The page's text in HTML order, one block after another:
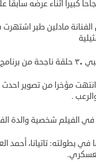
كبيرا اثناء عرضه
ان الفنانة مادلين طبر
الأربعة.
مؤخرا من تصوير
.
الفيلم شخصية والدة
في بطولته: تاتيانا، أحمد